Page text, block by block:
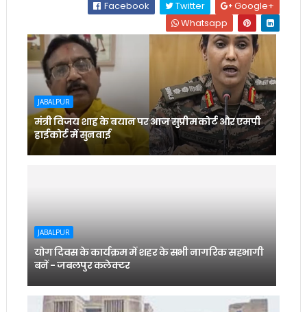
Facebook
Twitter
Google+
Whatsapp
JABALPUR
मंत्री विजय शाह के बयान पर आज सुप्रीम कोर्ट और एमपी
हाईकोर्ट में सुनवाई
JABALPUR
योग दिवस के कार्यक्रम में शहर के सभी नागरिक सहभागी
बनें - जबलपुर कलेक्टर